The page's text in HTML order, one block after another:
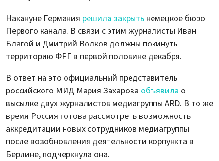
Накануне Германия решила закрыть немецкое бюро
Первого канала. В связи с этим журналисты Иван
Благой и Дмитрий Волков должны покинуть
территорию ФРГ в первой половине декабря.
В ответ на это официальный представитель
российского МИД Мария Захарова объявила о
высылке двух журналистов медиагруппы ARD. В то же
время Россия готова рассмотреть возможность
аккредитации новых сотрудников медиагруппы
после возобновления деятельности корпункта в
Берлине, подчеркнула она.